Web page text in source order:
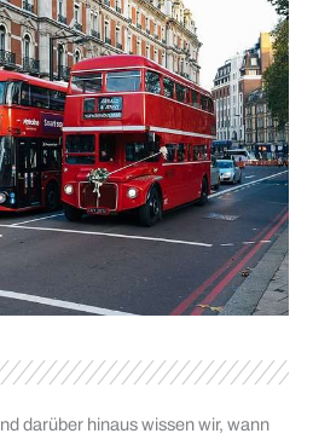
darüber hinaus wissen wir, wann